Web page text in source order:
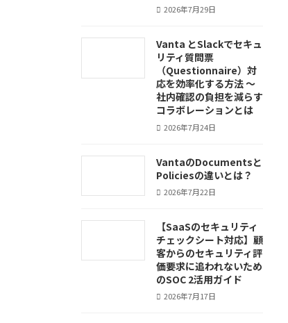
2026年7月29日
Vanta とSlackでセキュ
リティ質問票
（Questionnaire）対
応を効率化する方法 ～
社内確認の負担を減らす
コラボレーションとは
2026年7月24日
VantaのDocumentsと
Policiesの違いとは？
2026年7月22日
【SaaSのセキュリティ
チェックシート対応】顧
客からのセキュリティ評
価要求に追われないため
のSOC 2活用ガイド
2026年7月17日